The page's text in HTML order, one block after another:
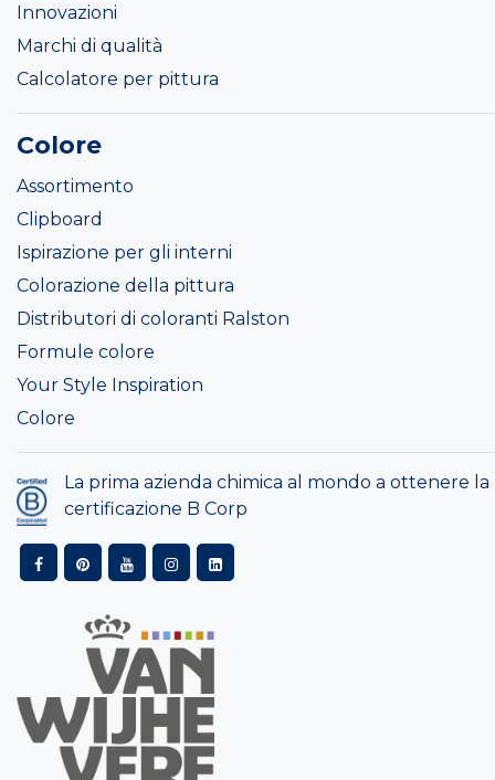
Innovazioni
Marchi di qualità
Calcolatore per pittura
Colore
Assortimento
Clipboard
Ispirazione per gli interni
Colorazione della pittura
Distributori di coloranti Ralston
Formule colore
Your Style Inspiration
Colore
La prima azienda chimica al mondo a ottenere la
certificazione B Corp